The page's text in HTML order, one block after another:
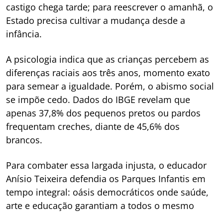
castigo chega tarde; para reescrever o amanhã, o
Estado precisa cultivar a mudança desde a
infância.
A psicologia indica que as crianças percebem as
diferenças raciais aos três anos, momento exato
para semear a igualdade. Porém, o abismo social
se impõe cedo. Dados do IBGE revelam que
apenas 37,8% dos pequenos pretos ou pardos
frequentam creches, diante de 45,6% dos
brancos.
Para combater essa largada injusta, o educador
Anísio Teixeira defendia os Parques Infantis em
tempo integral: oásis democráticos onde saúde,
arte e educação garantiam a todos o mesmo